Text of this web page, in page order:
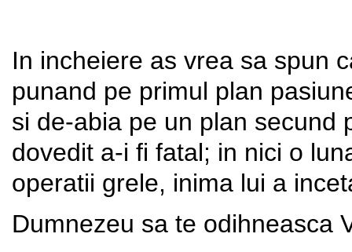
In incheiere as vrea sa spun
punand pe primul plan
si de-abia pe un plan secund
dovedit a-i fi fatal; in nici o
operatii grele, inima lui a
Dumnezeu sa te odihneasca